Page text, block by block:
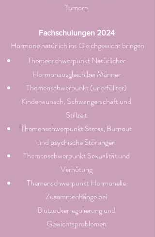
Tumore
Fachschulungen 2024
Hormone natürlich ins Gleichgewicht bringen
Themenschwerpunkt Natürlicher
Hormonausgleich bei Männer
Themenschwerpunkt (unerfüllter)
Kinderwunsch, Schwangerschaft und
Stillzeit
Themenschwerpunkt Stress, Burnout
und psychische Störungen
Themenschwerpunkt Sexualität und
Verhütung
Themenschwerpunkt Hormonelle
Zusammenhänge bei
Blutzuckerregulierung und
Gewichtsproblemen